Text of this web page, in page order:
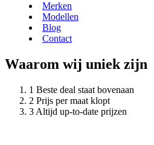
Merken
Modellen
Blog
Contact
Waarom wij uniek zijn
Beste deal staat bovenaan
Prijs per maat klopt
Altijd up-to-date prijzen